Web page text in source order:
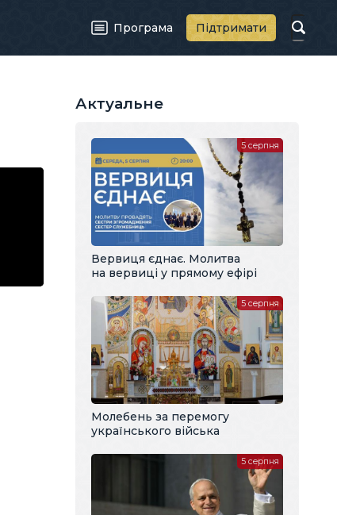
Програма Підтримати
Актуальне
Вервиця єднає. Молитва
на вервиці у прямому ефірі
5 серпня
Молебень за перемогу
українського війська
5 серпня
5 серпня